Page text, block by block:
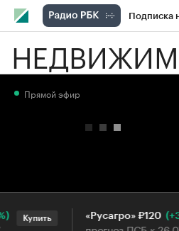
Подписка
РБК Вино
Прямой эфир
Купить «Русагро» ₽120